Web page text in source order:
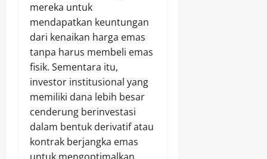
mereka untuk
mendapatkan keuntungan
dari kenaikan harga emas
tanpa harus membeli emas
fisik. Sementara itu,
investor institusional yang
memiliki dana lebih besar
cenderung berinvestasi
dalam bentuk derivatif atau
kontrak berjangka emas